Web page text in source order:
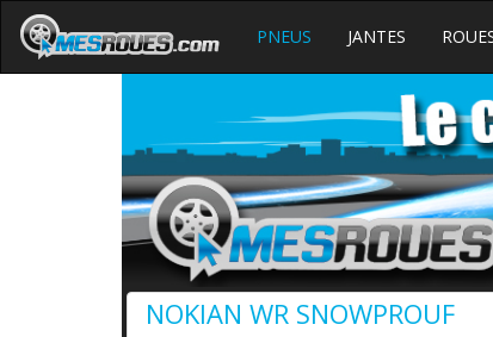
PNEUS JANTES
NOKIAN WR SNOWPROUF